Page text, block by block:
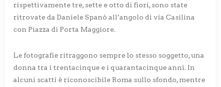
rispettivamente tre, sette e otto di fiori, sono state
ritrovate da Daniele Spanò all’angolo di via Casilina
con Piazza di Porta Maggiore.
Le fotografie ritraggono sempre lo stesso soggetto, una
donna tra i trentacinque e i quarantacinque anni. In
alcuni scatti è riconoscibile Roma sullo sfondo, mentre